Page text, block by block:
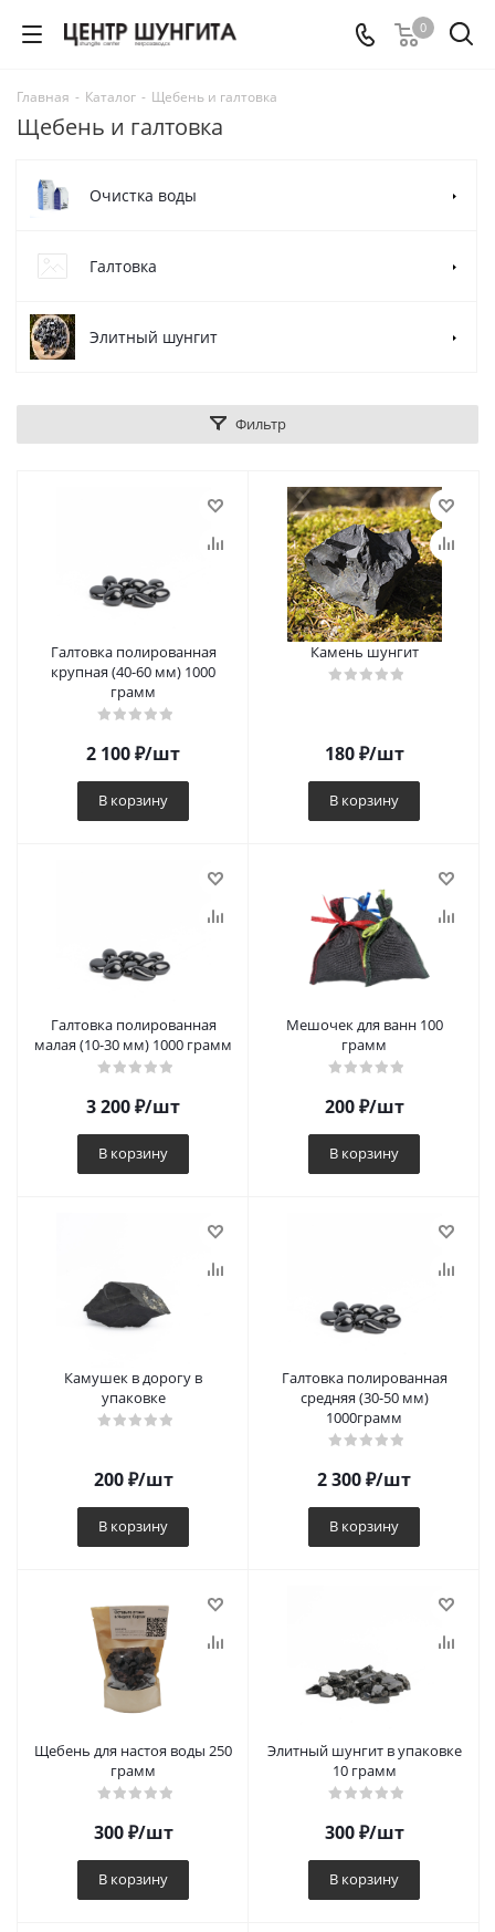
0
Главная - Каталог - Щебень и галтовка
Щебень и галтовка
Очистка воды
Галтовка
Элитный шунгит
Фильтр
Галтовка полированная
крупная (40-60 мм) 1000
грамм
2 100₽/шт
В корзину
Камень шунгит
180₽/шт
В корзину
Галтовка полированная
малая (10-30 мм) 1000 грамм
3 200₽/шт
В корзину
Мешочек для ванн 100
грамм
200₽/шт
В корзину
Камушек в дорогу в
упаковке
200₽/шт
В корзину
Галтовка полированная
средняя (30-50 мм)
1000грамм
2 300₽/шт
В корзину
Щебень для настоя воды 250
грамм
300₽/шт
В корзину
Элитный шунгит в упаковке
10 грамм
300₽/шт
В корзину